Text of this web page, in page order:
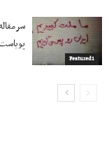
Featured1